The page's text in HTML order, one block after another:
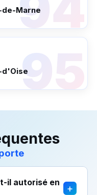
de-Marne
d'Oise
il autorisé en
+